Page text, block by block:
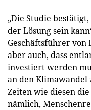
„Die Studie
der Lösung sein
Geschäftsführer von
aber auch, dass
investiert werden
an den Klimawandel
Zeiten wie diesen
nämlich,